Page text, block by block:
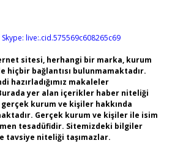
Skype: live:.cid.575569c608265c69
sitesi, herhangi bir marka, kurum
hiçbir bağlantısı bulunmamaktadır.
hazırladığımız makaleler
yer alan içerikler haber niteliği
kurum ve kişiler hakkında
Gerçek kurum ve kişiler ile isim
tesadüfidir. Sitemizdeki bilgiler
tavsiye niteliği taşımazlar.